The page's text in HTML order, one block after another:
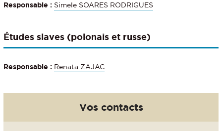
Responsable : Simele SOARES RODRIGUES
Études slaves (polonais et russe)
Responsable : Renata ZAJAC
Vos contacts